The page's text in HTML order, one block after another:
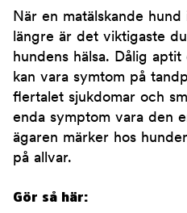
När en matälskande
längre är det viktigaste
hundens hälsa. Dålig
kan vara symtom på
flertalet sjukdomar och
enda symptom vara den
ägaren märker hos
på allvar.
Gör så här: